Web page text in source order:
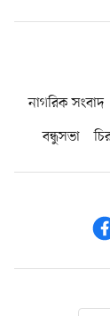
নাগরিক সংবাদ
বন্ধুসভা